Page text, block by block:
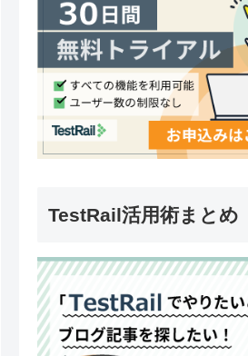
TestRail活用術まとめ